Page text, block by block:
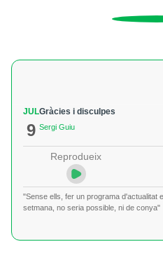
JUL
9
Gràcies i disculpes
Sergi Guiu
Reprodueix
"Sense ells, fer un programa d'actualitat
setmana, no seria possible, ni de conya"